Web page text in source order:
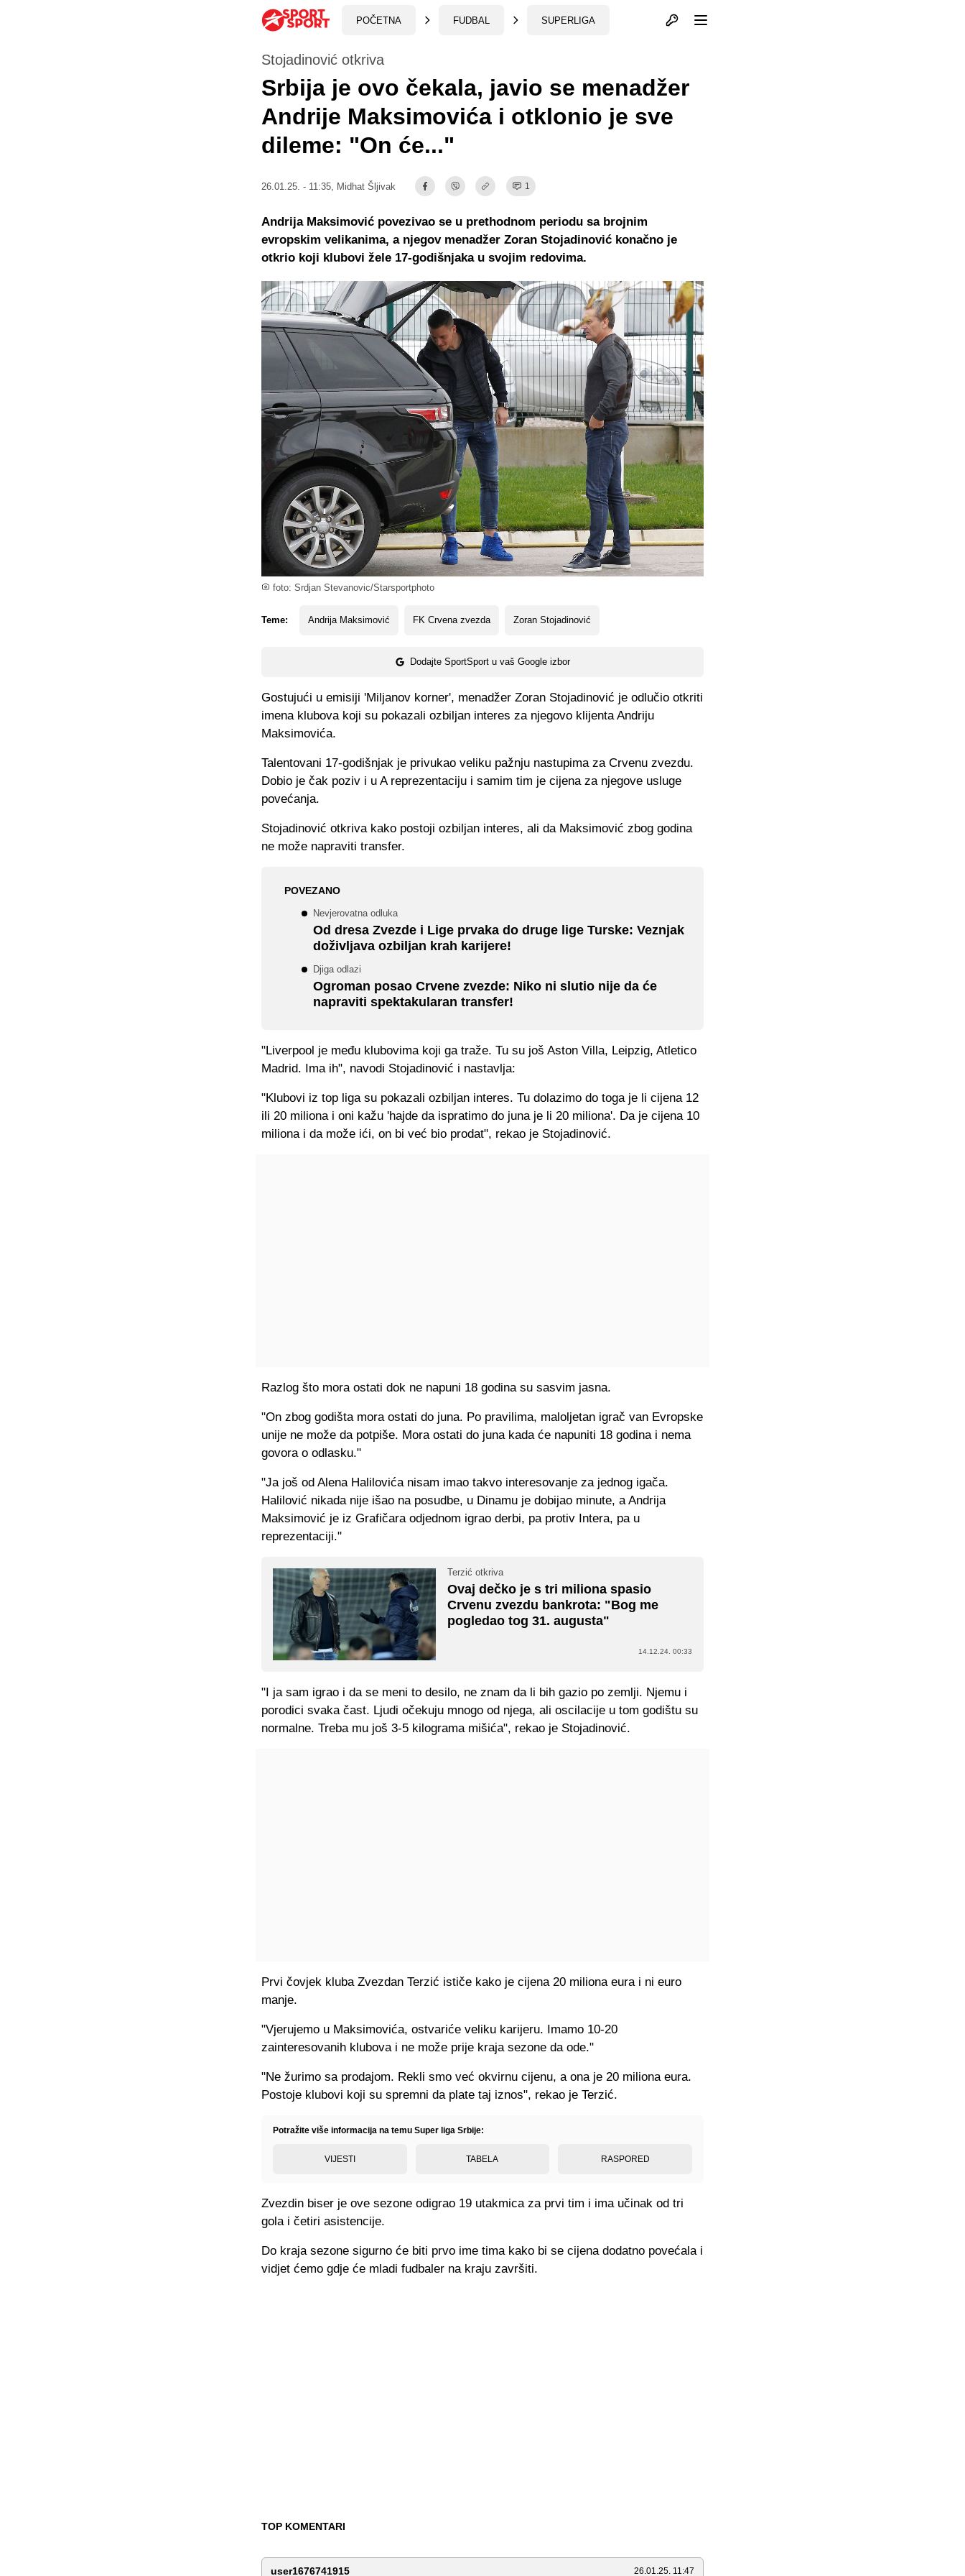
POČETNA FUDBAL SUPERLIGA Otvori profil
foto: Srdjan Stevanovic/Starsportphoto
Stojadinović otkriva
Srbija je ovo čekala, javio se menadžer
Andrije Maksimovića i otklonio je sve
dileme: "On će..."
26.01.25. - 11:35, Midhat Šljivak 1
Teme: Andrija Maksimović FK Crvena zvezda Zoran Stojadinović
Dodajte SportSport u vaš Google izbor
Andrija Maksimović povezivao se u prethodnom periodu sa brojnim
evropskim velikanima, a njegov menadžer Zoran Stojadinović konačno je
otkrio koji klubovi žele 17-godišnjaka u svojim redovima.
Gostujući u emisiji 'Miljanov korner', menadžer Zoran Stojadinović je odlučio otkriti
imena klubova koji su pokazali ozbiljan interes za njegovo klijenta Andriju
Maksimovića.
Talentovani 17-godišnjak je privukao veliku pažnju nastupima za Crvenu zvezdu.
Dobio je čak poziv i u A reprezentaciju i samim tim je cijena za njegove usluge
povećanja.
Stojadinović otkriva kako postoji ozbiljan interes, ali da Maksimović zbog godina
ne može napraviti transfer.
POVEZANO
Nevjerovatna odluka
Od dresa Zvezde i Lige prvaka do druge lige Turske: Veznjak
doživljava ozbiljan krah karijere!
Djiga odlazi
Ogroman posao Crvene zvezde: Niko ni slutio nije da će
napraviti spektakularan transfer!
"Liverpool je među klubovima koji ga traže. Tu su još Aston Villa, Leipzig, Atletico
Madrid. Ima ih", navodi Stojadinović i nastavlja:
"Klubovi iz top liga su pokazali ozbiljan interes. Tu dolazimo do toga je li cijena 12
ili 20 miliona i oni kažu 'hajde da ispratimo do juna je li 20 miliona'. Da je cijena 10
miliona i da može ići, on bi već bio prodat", rekao je Stojadinović.
Razlog što mora ostati dok ne napuni 18 godina su sasvim jasna.
"On zbog godišta mora ostati do juna. Po pravilima, maloljetan igrač van Evropske
unije ne može da potpiše. Mora ostati do juna kada će napuniti 18 godina i nema
govora o odlasku."
"Ja još od Alena Halilovića nisam imao takvo interesovanje za jednog igača.
Halilović nikada nije išao na posudbe, u Dinamu je dobijao minute, a Andrija
Maksimović je iz Grafičara odjednom igrao derbi, pa protiv Intera, pa u
reprezentaciji."
Terzić otkriva
Ovaj dečko je s tri miliona spasio
Crvenu zvezdu bankrota: "Bog me
pogledao tog 31. augusta"
14.12.24. 00:33
"I ja sam igrao i da se meni to desilo, ne znam da li bih gazio po zemlji. Njemu i
porodici svaka čast. Ljudi očekuju mnogo od njega, ali oscilacije u tom godištu su
normalne. Treba mu još 3-5 kilograma mišića", rekao je Stojadinović.
Prvi čovjek kluba Zvezdan Terzić ističe kako je cijena 20 miliona eura i ni euro
manje.
"Vjerujemo u Maksimovića, ostvariće veliku karijeru. Imamo 10-20
zainteresovanih klubova i ne može prije kraja sezone da ode."
"Ne žurimo sa prodajom. Rekli smo već okvirnu cijenu, a ona je 20 miliona eura.
Postoje klubovi koji su spremni da plate taj iznos", rekao je Terzić.
Potražite više informacija na temu Super liga Srbije:
VIJESTI TABELA RASPORED
Zvezdin biser je ove sezone odigrao 19 utakmica za prvi tim i ima učinak od tri
gola i četiri asistencije.
Do kraja sezone sigurno će biti prvo ime tima kako bi se cijena dodatno povećala i
vidjet ćemo gdje će mladi fudbaler na kraju završiti.
TOP KOMENTARI
user1676741915 26.01.25. 11:47